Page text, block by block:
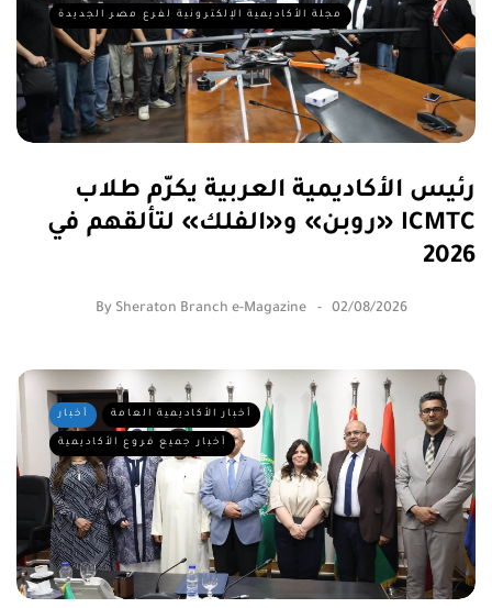
مجلة الأكاديمية الإلكترونية لفرع مصر الجديدة
رئيس الأكاديمية العربية يكرّم طلاب
«روبن» و«الفلك» لتألقهم في ICMTC
2026
By Sheraton Branch e-Magazine 02/08/2026
أخبار أخبار الأكاديمية العامة
أخبار جميع فروع الأكاديمية